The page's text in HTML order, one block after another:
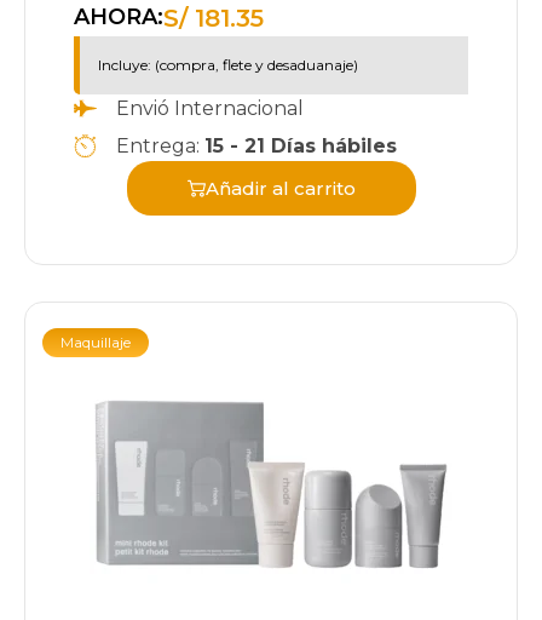
AHORA:S/181.35
Incluye: (compra, flete y desaduanaje)
Envió Internacional
Entrega: 15 - 21 Días hábiles
Añadir al carrito
Maquillaje